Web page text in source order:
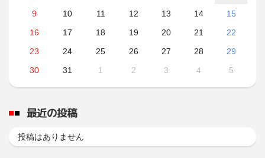
9
10 11 12 13 14
15
16
17 18 19 20 21
22
23
24 25 26 27 28
29
30
31 1 2 3 4 5
最近の投稿
投稿はありません